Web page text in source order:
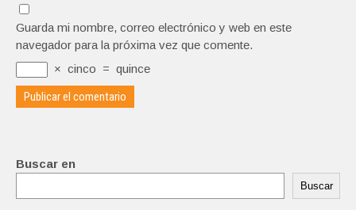
Guarda mi nombre, correo electrónico y web en este
navegador para la próxima vez que comente.
× cinco = quince
Buscar en
Buscar